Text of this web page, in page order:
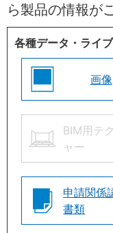
ら製品の情報が
各種データ・ライ
画像
BIM用テ
ャー
申請関係
書類